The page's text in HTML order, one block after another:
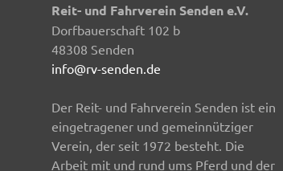
Reit- und Fahrverein Senden e.V.
Dorfbauerschaft 102 b
48308 Senden
info@rv-senden.de
Der Reit- und Fahrverein Senden ist ein
eingetragener und gemeinnütziger
Verein, der seit 1972 besteht. Die
Arbeit mit und rund ums Pferd und der